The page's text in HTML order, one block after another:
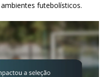
futebolísticos.